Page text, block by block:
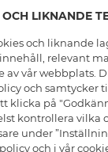
INFO
Leverans
Villkor
Integritetspolicy
Cookies
Medlemsvillkor
Jobba hos Glitter
OM GLITTER
Black Friday
Våra butiker
Varumärken
Företagshistoria
HJÄLP
Vanliga frågor
LIKNANDE
och liknande
relevant
av vår webbplats.
och samtycker
klicka på
kontrollera vilka
under
och i vår